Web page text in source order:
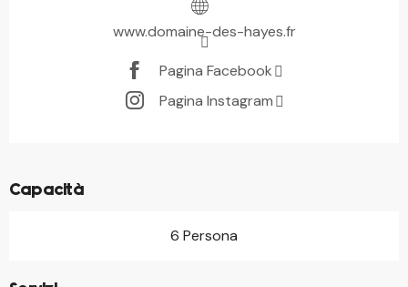
www.domaine-des-hayes.fr
Pagina Facebook
Pagina Instagram
Capacità
6 Persona